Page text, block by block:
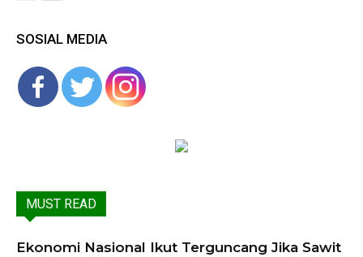
SOSIAL MEDIA
MUST READ
Ekonomi Nasional Ikut Terguncang Jika Sawit